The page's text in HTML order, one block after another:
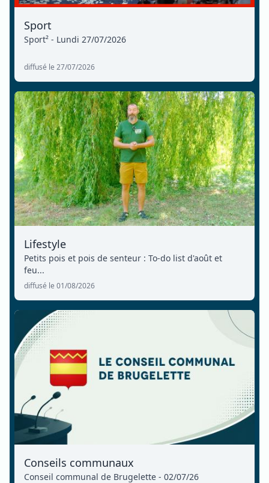
Sport
Sport² - Lundi 27/07/2026
diffusé le 27/07/2026
Lifestyle
Petits pois et pois de senteur : To-do list d'août et
feu...
diffusé le 01/08/2026
Conseils communaux
Conseil communal de Brugelette - 02/07/26